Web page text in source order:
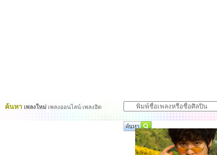
ค้นหา เพลงใหม่ เพลงออนไลน์ เพลงฮิต